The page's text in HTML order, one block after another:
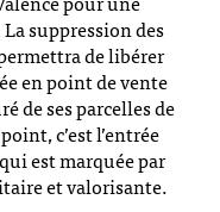
suppression des
de libérer
en point de vente
de ses parcelles de
c’est l’entrée
est marquée par
et valorisante.